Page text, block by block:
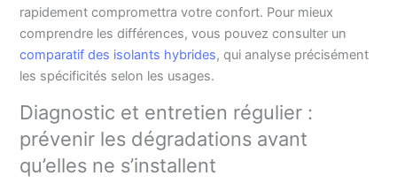
rapidement compromettra votre confort. Pour mieux
comprendre les différences, vous pouvez consulter un
comparatif des isolants hybrides, qui analyse précisément
les spécificités selon les usages.
Diagnostic et entretien régulier :
prévenir les dégradations avant
qu’elles ne s’installent